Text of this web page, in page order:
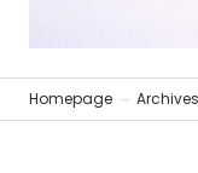
Homepage Archives